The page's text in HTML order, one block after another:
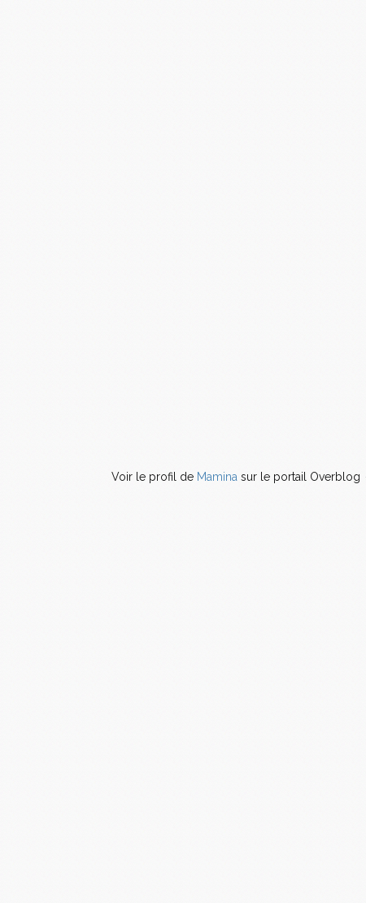
Voir le profil de Maminasur le portail Overblog